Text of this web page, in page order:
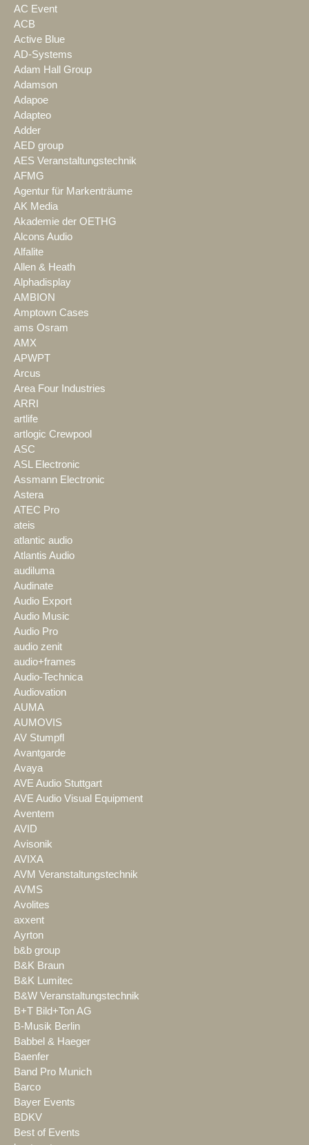
AC Event
ACB
Active Blue
AD-Systems
Adam Hall Group
Adamson
Adapoe
Adapteo
Adder
AED group
AES Veranstaltungstechnik
AFMG
Agentur für Markenträume
AK Media
Akademie der OETHG
Alcons Audio
Alfalite
Allen & Heath
Alphadisplay
AMBION
Amptown Cases
ams Osram
AMX
APWPT
Arcus
Area Four Industries
ARRI
artlife
artlogic Crewpool
ASC
ASL Electronic
Assmann Electronic
Astera
ATEC Pro
ateis
atlantic audio
Atlantis Audio
audiluma
Audinate
Audio Export
Audio Music
Audio Pro
audio zenit
audio+frames
Audio-Technica
Audiovation
AUMA
AUMOVIS
AV Stumpfl
Avantgarde
Avaya
AVE Audio Stuttgart
AVE Audio Visual Equipment
Aventem
AVID
Avisonik
AVIXA
AVM Veranstaltungstechnik
AVMS
Avolites
axxent
Ayrton
b&b group
B&K Braun
B&K Lumitec
B&W Veranstaltungstechnik
B+T Bild+Ton AG
B-Musik Berlin
Babbel & Haeger
Baenfer
Band Pro Munich
Barco
Bayer Events
BDKV
Best of Events